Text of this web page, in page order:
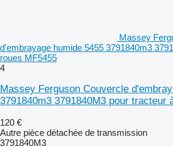
Massey
d'embrayage humide 5455 3791840m3
roues MF5455
4
Massey Ferguson Couvercle
3791840m3 3791840M3 pour tracteur
120 €
Autre pièce détachée de transmission
3791840M3